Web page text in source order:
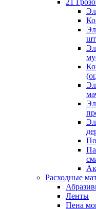
Расходные
Ленты
Пена